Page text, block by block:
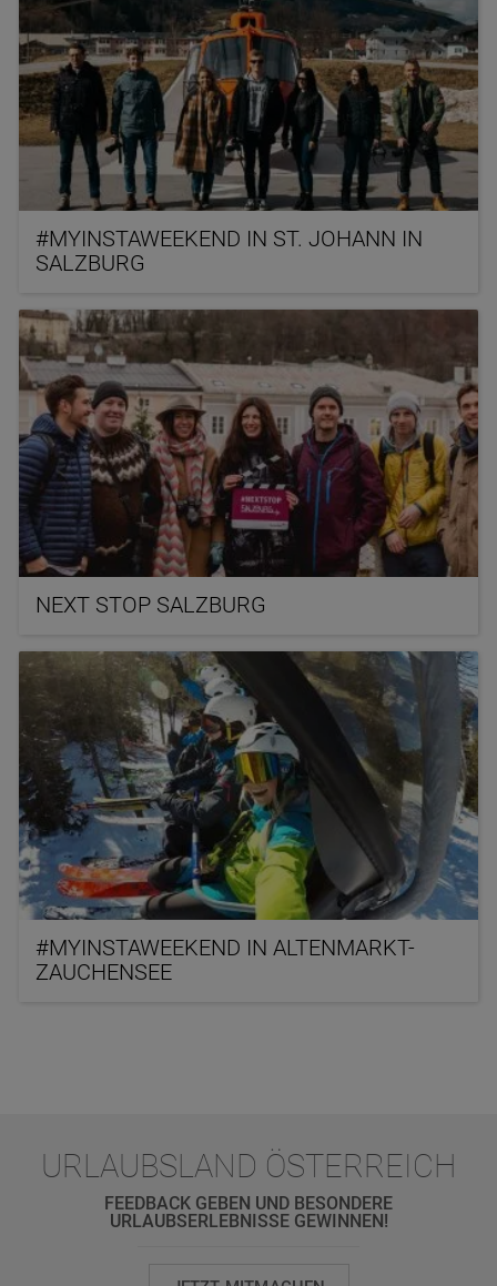
#MYINSTAWEEKEND IN ST. JOHANN IN
SALZBURG
NEXT STOP SALZBURG
#MYINSTAWEEKEND IN ALTENMARKT-
ZAUCHENSEE
URLAUBSLAND ÖSTERREICH
FEEDBACK GEBEN UND BESONDERE
URLAUBSERLEBNISSE GEWINNEN!